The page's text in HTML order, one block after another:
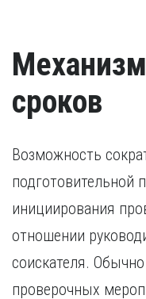
сроков
Возможность
подготовительной
инициирования
отношении
соискателя.
проверочных